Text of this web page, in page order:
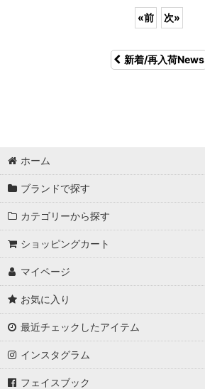
«前 次»
新着/再入荷News
ホーム
ブランドで探す
カテゴリーから探す
ショッピングカート
マイページ
お気に入り
最近チェックしたアイテム
インスタグラム
フェイスブック